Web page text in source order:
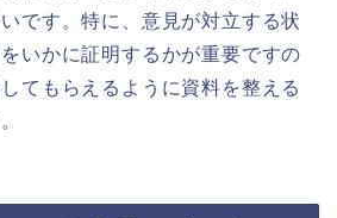
です。特に、意見が対立する状
いかに証明するかが重要ですの
てもらえるように資料を整える